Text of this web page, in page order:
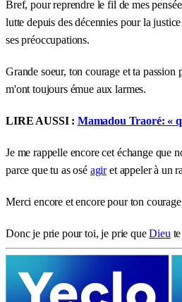
Bref, pour reprendre le fil de mes
lutte depuis des décennies pour la
ses préoccupations.
Grande soeur, ton courage et ta
m'ont toujours émue aux larmes.
LIRE AUSSI : Mamadou Traoré: «
Je me rappelle encore cet échange
parce que tu as osé agiret appeler à un
Merci encore et encore pour ton
Donc je prie pour toi, je prie queDieu